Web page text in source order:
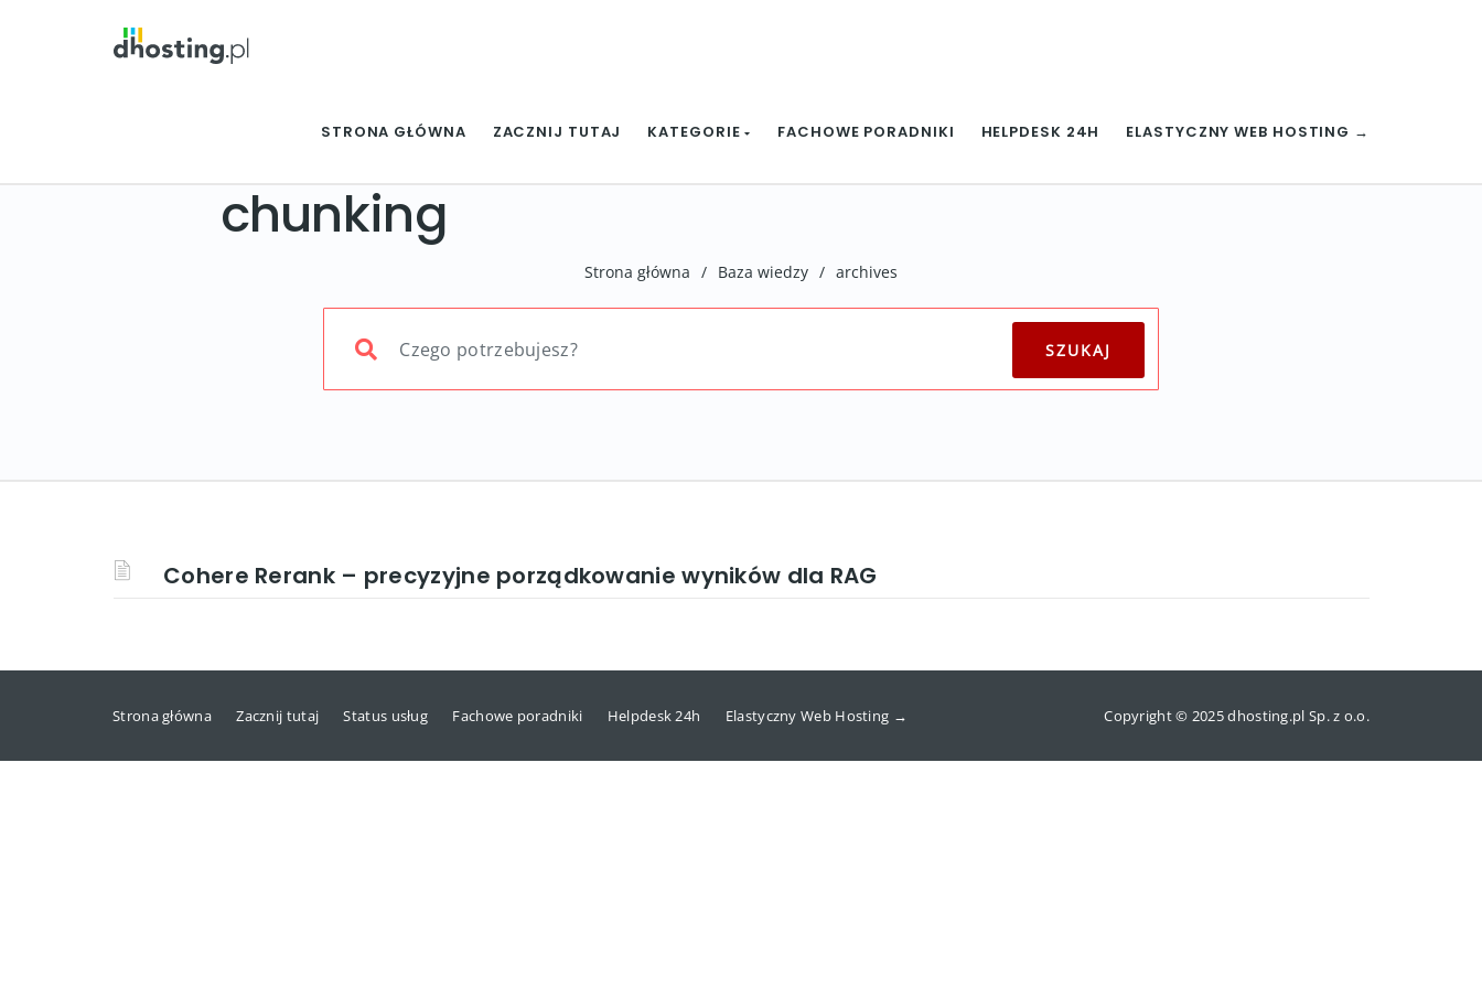
STRONA GŁÓWNA ZACZNIJ TUTAJ KATEGORIE FACHOWE PORADNIKI HELPDESK 24H ELASTYCZNY WEB HOSTING →
chunking
Strona główna / Baza wiedzy / archives
Cohere Rerank – precyzyjne porządkowanie wyników dla RAG
Strona główna Zacznij tutaj Status usług Fachowe poradniki Helpdesk 24h Elastyczny Web Hosting → Copyright © 2025 dhosting.pl Sp. z o.o.